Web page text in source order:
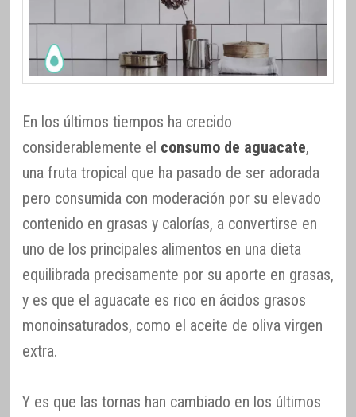
En los últimos tiempos ha crecido
considerablemente el consumo de aguacate,
una fruta tropical que ha pasado de ser adorada
pero consumida con moderación por su elevado
contenido en grasas y calorías, a convertirse en
uno de los principales alimentos en una dieta
equilibrada precisamente por su aporte en grasas,
y es que el aguacate es rico en ácidos grasos
monoinsaturados, como el aceite de oliva virgen
extra.
Y es que las tornas han cambiado en los últimos